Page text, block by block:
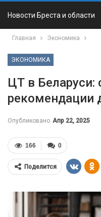
Новости Бреста и области
Главная Экономика
ЭКОНОМИКА
ЦТ в Беларуси:
рекомендации
Опубликовано Апр 22, 2025
0
166
Поделится